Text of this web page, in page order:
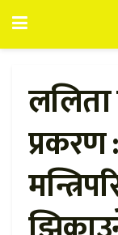
ललिता
प्रकरण